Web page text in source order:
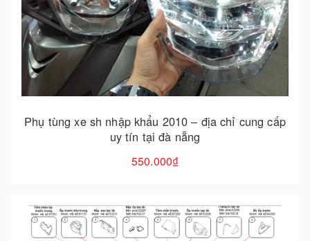
Phụ tùng xe sh nhập khẩu 2010 – địa chỉ cung cấp
uy tín tại đà nẵng
550.000₫
Cho vào giỏ hàng